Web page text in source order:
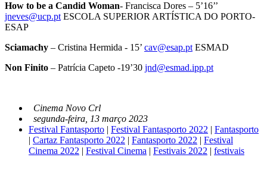
How to be a Candid Woman- Francisca Dores – 5’16’’
jneves@ucp.pt ESCOLA SUPERIOR ARTÍSTICA DO PORTO-
ESAP
Sciamachy – Cristina Hermida - 15’ cav@esap.pt ESMAD
Non Finito – Patrícia Capeto -19’30 jnd@esmad.ipp.pt
Cinema Novo Crl
segunda-feira, 13 março 2023
Festival Fantasporto | Festival Fantasporto 2022 | Fantasporto
| Cartaz Fantasporto 2022 | Fantasporto 2022 | Festival
Cinema 2022 | Festival Cinema | Festivais 2022 | festivais